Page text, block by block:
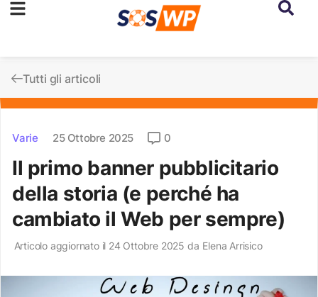
Tutti gli articoli
Varie 25 Ottobre 2025 0
Il primo banner pubblicitario
della storia (e perché ha
cambiato il Web per sempre)
Articolo aggiornato il 24 Ottobre 2025 da Elena Arrisico